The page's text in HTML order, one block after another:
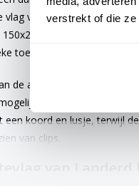
verstrekt of die
vlag van Landerdaan in
cm en 200x300
toepassing
de afmetingen die je kiest,
De vlaggen
een koord en lusje, terwijl
van clips.